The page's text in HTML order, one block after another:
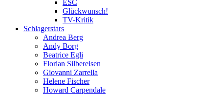
ESC
Glückwunsch!
TV-Kritik
Schlagerstars
Andrea Berg
Andy Borg
Beatrice Egli
Florian Silbereisen
Giovanni Zarrella
Helene Fischer
Howard Carpendale